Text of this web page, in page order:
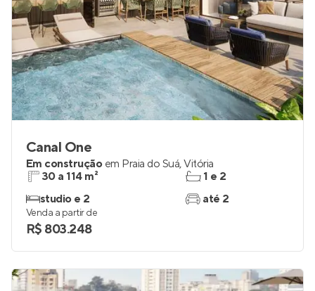
Canal One
Em construção em Praia do Suá,Vitória
30 a 114 m²
studio e 2
1 e 2
até 2
Venda a partir de
R$ 803.248